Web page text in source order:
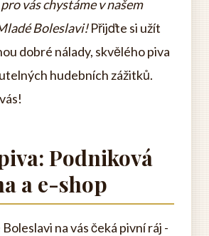
vás chystáme v našem
Boleslavi!Přijďte si užít
dobré nálady, skvělého piva
hudebních zážitků.
Podniková
a e-shop
na vás čeká pivní ráj -